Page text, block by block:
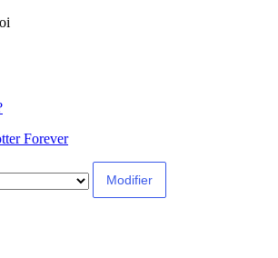
Forever